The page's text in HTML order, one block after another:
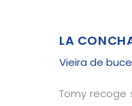
LA
Vieira de
Tomy recoge